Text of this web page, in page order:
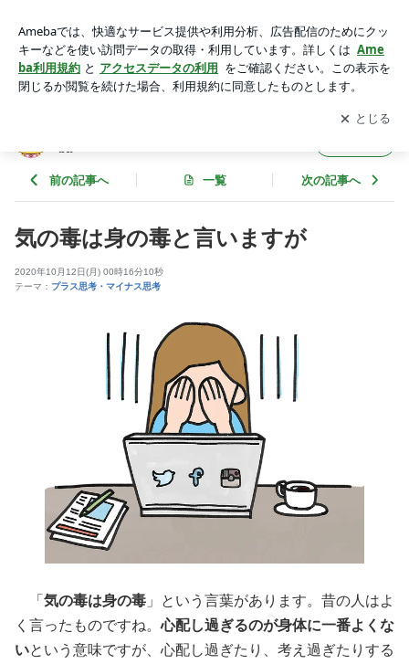
wered by Ameba
アプリをダウンロードして ブログの更新通知
を受け取りまし
ょう。
開く
ba
前の記事へ 一覧 次の記事へ
気の毒は身の毒と言いますが
2020年10月12日(月) 00時16分10秒
テーマ： プラス思考・マイナス思考
「 気の毒は身の毒 」という言葉があります。昔の人はよ
く言ったものですね。心配し過ぎるのが身体に一番よくな
いという意味ですが、心配し過ぎたり、考え過ぎたりする